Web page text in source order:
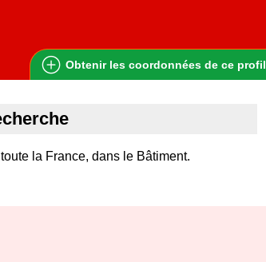
Obtenir les coordonnées de ce profil
la France, dans le Bâtiment.